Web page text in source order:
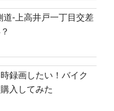
道-上高井戸一丁目交差
録画したい！バイク
入してみた